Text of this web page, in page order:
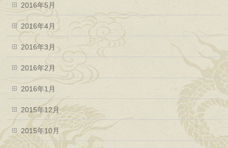
2016年5月
2016年4月
2016年3月
2016年2月
2016年1月
2015年12月
2015年10月